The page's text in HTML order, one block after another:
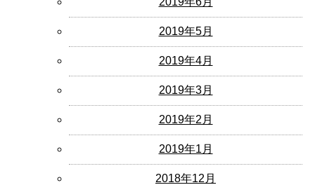
2019年5月
2019年4月
2019年3月
2019年2月
2019年1月
2018年12月